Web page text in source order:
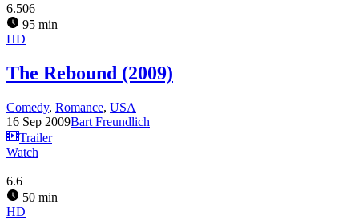
6.506
95 min
HD
The Rebound (2009)
Comedy, Romance, USA
16 Sep 2009Bart Freundlich
Trailer
Watch
6.6
50 min
HD